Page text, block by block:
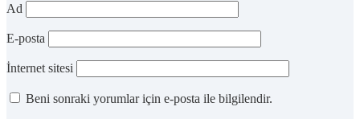
Ad
E-posta
İnternet sitesi
Beni sonraki yorumlar için e-posta ile bilgilendir.